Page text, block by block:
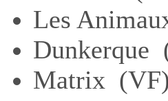
Les
Dunkerque
Matrix (VF)